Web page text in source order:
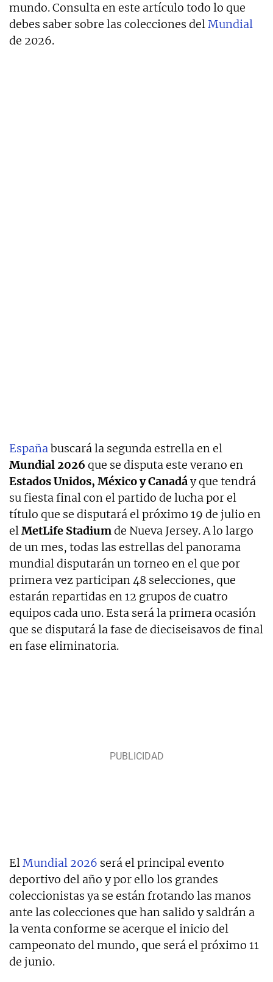
mundo. Consulta en este artículo todo lo que
debes saber sobre las colecciones delMundial
de 2026.
Españabuscará la segunda estrella en el
Mundial 2026 que se disputa este verano en
Estados Unidos, México y Canadáy que tendrá
su fiesta final con el partido de lucha por el
título que se disputará el próximo 19 de julio en
elMetLife Stadiumde Nueva Jersey. A lo largo
de un mes, todas las estrellas del panorama
mundial disputarán un torneo en el que por
primera vez participan 48 selecciones, que
estarán repartidas en 12 grupos de cuatro
equipos cada uno. Esta será la primera ocasión
que se disputará la fase de dieciseisavos de final
en fase eliminatoria.
ElMundial 2026 será el principal evento
deportivo del año y por ello los grandes
coleccionistas ya se están frotando las manos
ante las colecciones que han salido y saldrán a
la venta conforme se acerque el inicio del
campeonato del mundo, que será el próximo 11
de junio.